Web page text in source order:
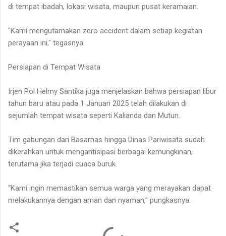
di tempat ibadah, lokasi wisata, maupun pusat keramaian.
"Kami mengutamakan zero accident dalam setiap kegiatan
perayaan ini," tegasnya.
Persiapan di Tempat Wisata
Irjen Pol Helmy Santika juga menjelaskan bahwa persiapan libur
tahun baru atau pada 1 Januari 2025 telah dilakukan di
sejumlah tempat wisata seperti Kalianda dan Mutun.
Tim gabungan dari Basarnas hingga Dinas Pariwisata sudah
dikerahkan untuk mengantisipasi berbagai kemungkinan,
terutama jika terjadi cuaca buruk.
“Kami ingin memastikan semua warga yang merayakan dapat
melakukannya dengan aman dan nyaman,” pungkasnya.